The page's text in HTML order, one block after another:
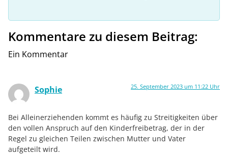
Kommentare zu diesem Beitrag:
Ein Kommentar
Sophie 25. September 2023 um 11:22 Uhr
Bei Alleinerziehenden kommt es häufig zu Streitigkeiten über
den vollen Anspruch auf den Kinderfreibetrag, der in der
Regel zu gleichen Teilen zwischen Mutter und Vater
aufgeteilt wird.